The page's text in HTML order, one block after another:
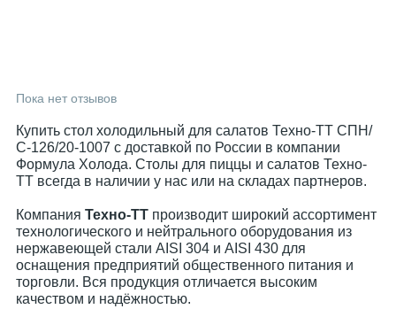
Пока нет отзывов
Купить стол холодильный для салатов Техно-ТТ СПН/
С-126/20-1007 с доставкой по России в компании
Формула Холода. Столы для пиццы и салатов Техно-
ТТ всегда в наличии у нас или на складах партнеров.
Компания Техно-ТТ производит широкий ассортимент
технологического и нейтрального оборудования из
нержавеющей стали AISI 304 и AISI 430 для
оснащения предприятий общественного питания и
торговли. Вся продукция отличается высоким
качеством и надёжностью.